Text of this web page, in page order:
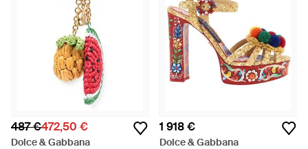
487 €472,50 €
Dolce & Gabbana
1 918 €
Dolce & Gabbana